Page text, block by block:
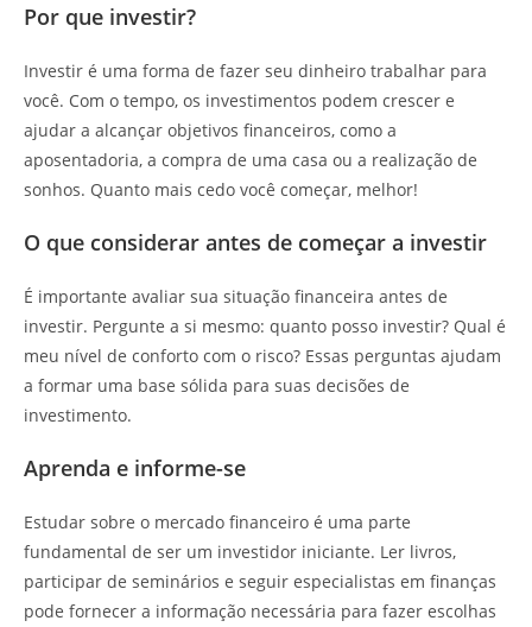
Por que investir?
Investir é uma forma de fazer seu dinheiro trabalhar para
você. Com o tempo, os investimentos podem crescer e
ajudar a alcançar objetivos financeiros, como a
aposentadoria, a compra de uma casa ou a realização de
sonhos. Quanto mais cedo você começar, melhor!
O que considerar antes de começar a investir
É importante avaliar sua situação financeira antes de
investir. Pergunte a si mesmo: quanto posso investir? Qual é
meu nível de conforto com o risco? Essas perguntas ajudam
a formar uma base sólida para suas decisões de
investimento.
Aprenda e informe-se
Estudar sobre o mercado financeiro é uma parte
fundamental de ser um investidor iniciante. Ler livros,
participar de seminários e seguir especialistas em finanças
pode fornecer a informação necessária para fazer escolhas